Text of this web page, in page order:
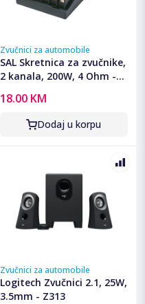
Zvučnici za automobile
SAL Skretnica za zvučnike,
2 kanala, 200W, 4 Ohm -
18.00 KM
Dodaj u korpu
Zvučnici za automobile
Logitech Zvučnici 2.1, 25W,
3.5mm - Z313